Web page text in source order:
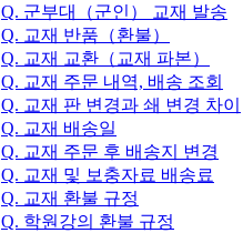
Q. 군부대（군인） 교재 발송
Q. 교재 반품（환불）
Q. 교재 교환（교재 파본）
Q. 교재 주문 내역, 배송 조회
Q. 교재 판 변경과 쇄 변경 차이
Q. 교재 배송일
Q. 교재 주문 후 배송지 변경
Q. 교재 및 보충자료 배송료
Q. 교재 환불 규정
Q. 학원강의 환불 규정